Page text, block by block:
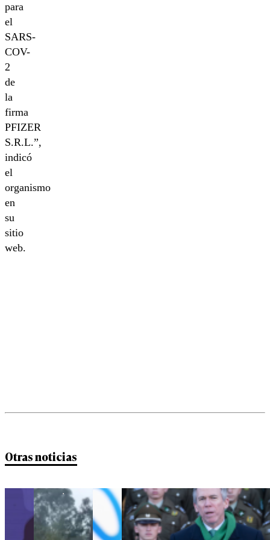
para
el
SARS-
COV-
2
de
la
firma
PFIZER
S.R.L.”,
indicó
el
organismo
en
su
sitio
web.
Otras noticias